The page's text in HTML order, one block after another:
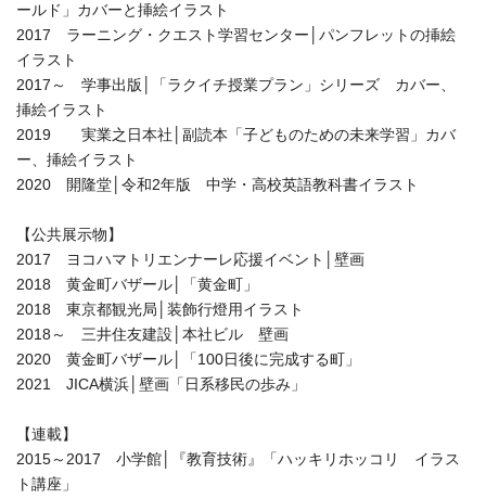
ールド」カバーと挿絵イラスト
2017 ラーニング・クエスト学習センター│パンフレットの挿絵
イラスト
2017～ 学事出版│「ラクイチ授業プラン」シリーズ カバー、
挿絵イラスト
2019 実業之日本社│副読本「子どものための未来学習」カバ
ー、挿絵イラスト
2020 開隆堂│令和2年版 中学・高校英語教科書イラスト
【公共展示物】
2017 ヨコハマトリエンナーレ応援イベント│壁画
2018 黄金町バザール│「黄金町」
2018 東京都観光局│装飾行燈用イラスト
2018～ 三井住友建設│本社ビル 壁画
2020 黄金町バザール│「100日後に完成する町」
2021 JICA横浜│壁画「日系移民の歩み」
【連載】
2015～2017 小学館│『教育技術』「ハッキリホッコリ イラス
ト講座」